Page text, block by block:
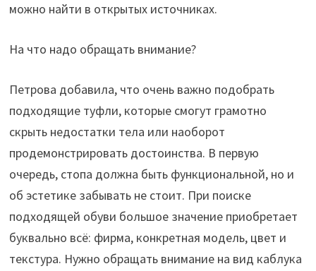
можно найти в открытых источниках.
На что надо обращать внимание?
Петрова добавила, что очень важно подобрать
подходящие туфли, которые смогут грамотно
скрыть недостатки тела или наоборот
продемонстрировать достоинства. В первую
очередь, стопа должна быть функциональной, но и
об эстетике забывать не стоит. При поиске
подходящей обуви большое значение приобретает
буквально всё: фирма, конкретная модель, цвет и
текстура. Нужно обращать внимание на вид каблука